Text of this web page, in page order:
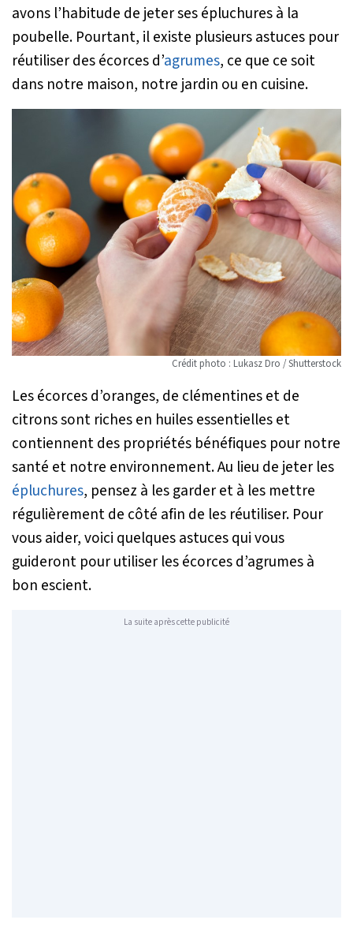
avons l’habitude de jeter ses épluchures à la
poubelle. Pourtant, il existe plusieurs astuces pour
réutiliser des écorces d’agrumes, ce que ce soit
dans notre maison, notre jardin ou en cuisine.
Crédit photo : Lukasz Dro / Shutterstock
Les écorces d’oranges, de clémentines et de
citrons sont riches en huiles essentielles et
contiennent des propriétés bénéfiques pour notre
santé et notre environnement. Au lieu de jeter les
épluchures, pensez à les garder et à les mettre
régulièrement de côté afin de les réutiliser. Pour
vous aider, voici quelques astuces qui vous
guideront pour utiliser les écorces d’agrumes à
bon escient.
La suite après cette publicité